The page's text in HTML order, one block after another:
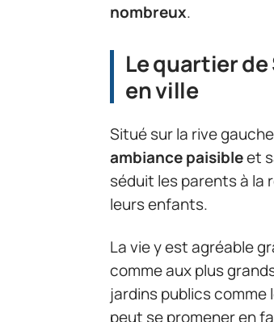
nombreux.
Le quartier
en ville
Situé sur la rive
ambiance paisibleet
séduit les parents à la
leurs enfants.
La vie y est agréable
comme aux plus
jardins publics comme
peut se promener en